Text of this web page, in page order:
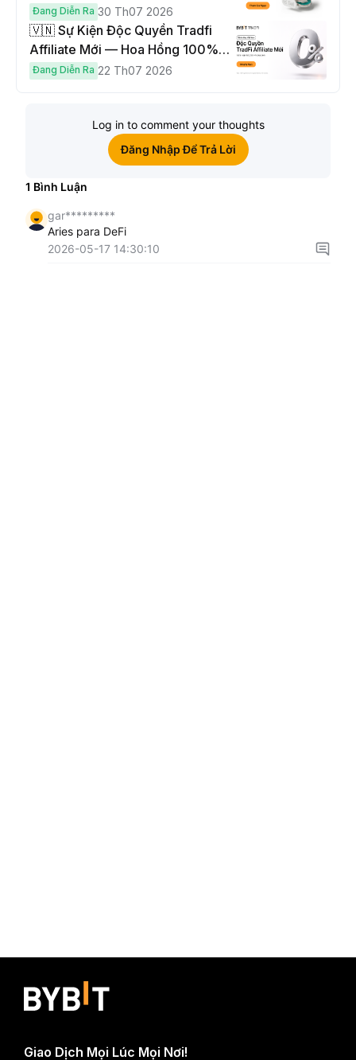
USDT
Đang Diễn Ra 30 Th07 2026
🇻🇳 Sự Kiện Độc Quyền Tradfi
Affiliate Mới — Hoa Hồng 100% &
Hoàn Phí Qua Đêm
Đang Diễn Ra 22 Th07 2026
Log in to comment your thoughts
Đăng Nhập Để Trả Lời
1 Bình Luận
gar*********
Aries para DeFi
2026-05-17 14:30:10
Giao Dịch Mọi Lúc Mọi Nơi!